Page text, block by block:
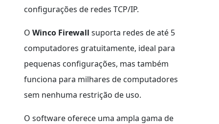
configurações de redes TCP/IP.
OWinco Firewallsuporta redes de até 5
computadores gratuitamente, ideal para
pequenas configurações​​, mas também
funciona para milhares de computadores
sem nenhuma restrição de uso.
O software oferece uma ampla gama de